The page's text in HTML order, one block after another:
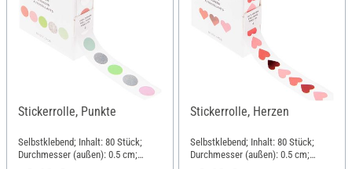
Stickerrolle, Punkte
Selbstklebend; Inhalt: 80 Stück;
Durchmesser (außen): 0.5 cm;
Stickerrolle, Herzen
Selbstklebend; Inhalt: 80 Stück;
Durchmesser (außen): 0.5 cm;